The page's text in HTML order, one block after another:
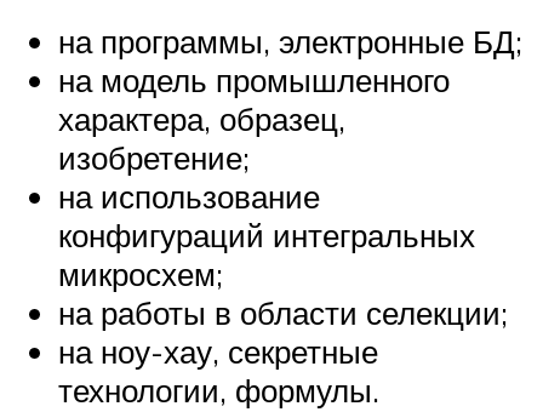
на программы, электронные БД;
на модель промышленного
характера, образец,
изобретение;
на использование
конфигураций интегральных
микросхем;
на работы в области селекции;
на ноу-хау, секретные
технологии, формулы.